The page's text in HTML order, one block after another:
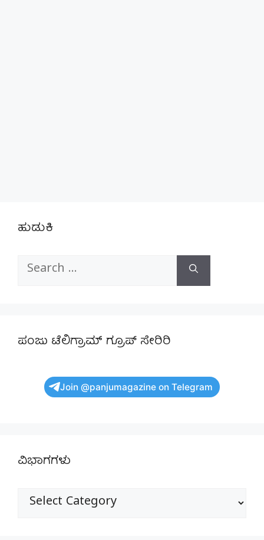
ಹುಡುಕಿ
Search
ಪಂಜು ಟೆಲಿಗ್ರಾಮ್ ಗ್ರೂಪ್ ಸೇರಿರಿ
Join @panjumagazine on Telegram
ವಿಭಾಗಗಳು
ವಿಭಾಗಗಳು